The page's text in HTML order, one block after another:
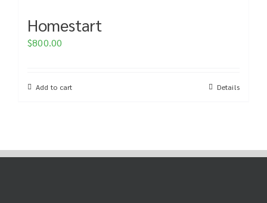
Homestart
$800.00
Add to cart Details